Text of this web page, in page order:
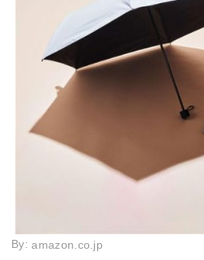
By:amazon.co.jp